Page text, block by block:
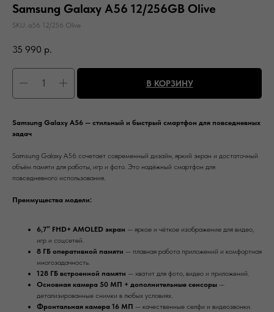
Samsung Galaxy A56 12/256GB Olive
SKU: a56 12/256 Olive
35 990 р.
В КОРЗИНУ
Samsung Galaxy A56 — стильный и быстрый смартфон для повседневных
задач
Samsung Galaxy A56 сочетает современный дизайн, яркий экран и достаточный
объём памяти для работы, игр и фото. Это надёжный смартфон для
повседневного использования.
Преимущества модели:
6,7″ FHD+ AMOLED экран — яркое и чёткое изображение для видео,
игр и соцсетей.
8 ГБ оперативной памяти — плавная работа приложений и комфортная
многозадачность.
128 ГБ встроенной памяти — хватит для фото, видео и приложений.
Основная камера 50 МП + дополнительные сенсоры —
детализированные снимки в любых условиях.
Фронтальная камера 16 МП — качественные селфи и видеозвонки.